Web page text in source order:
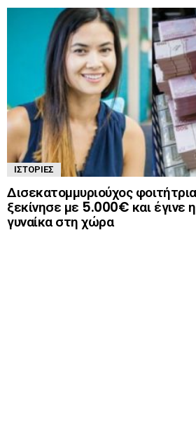
ΙΣΤΟΡΊΕΣ
Δισεκατομμυριούχος
ξεκίνησε με 5.000€ και έγινε
γυναίκα στη χώρα